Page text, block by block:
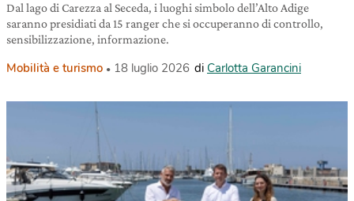
Dal lago di Carezza al Seceda, i luoghi simbolo dell’Alto Adige
saranno presidiati da 15 ranger che si occuperanno di controllo,
sensibilizzazione, informazione.
Mobilità e turismo 18 luglio 2026 di Carlotta Garancini